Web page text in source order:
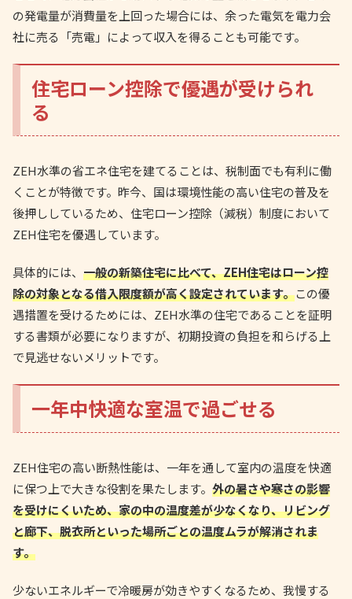
の発電量が消費量を上回った場合には、余った電気を電力会
社に売る「売電」によって収入を得ることも可能です。
住宅ローン控除で優遇が受けられ
る
ZEH水準の省エネ住宅を建てることは、税制面でも有利に働
くことが特徴です。昨今、国は環境性能の高い住宅の普及を
後押ししているため、住宅ローン控除（減税）制度において
ZEH住宅を優遇しています。
具体的には、 一般の新築住宅に比べて、ZEH住宅はローン控
除の対象となる借入限度額が高く設定されています。この優
遇措置を受けるためには、ZEH水準の住宅であることを証明
する書類が必要になりますが、初期投資の負担を和らげる上
で見逃せないメリットです。
一年中快適な室温で過ごせる
ZEH住宅の高い断熱性能は、一年を通して室内の温度を快適
に保つ上で大きな役割を果たします。 外の暑さや寒さの影響
を受けにくいため、家の中の温度差が少なくなり、リビング
と廊下、脱衣所といった場所ごとの温度ムラが解消されま
す。
少ないエネルギーで冷暖房が効きやすくなるため、我慢する